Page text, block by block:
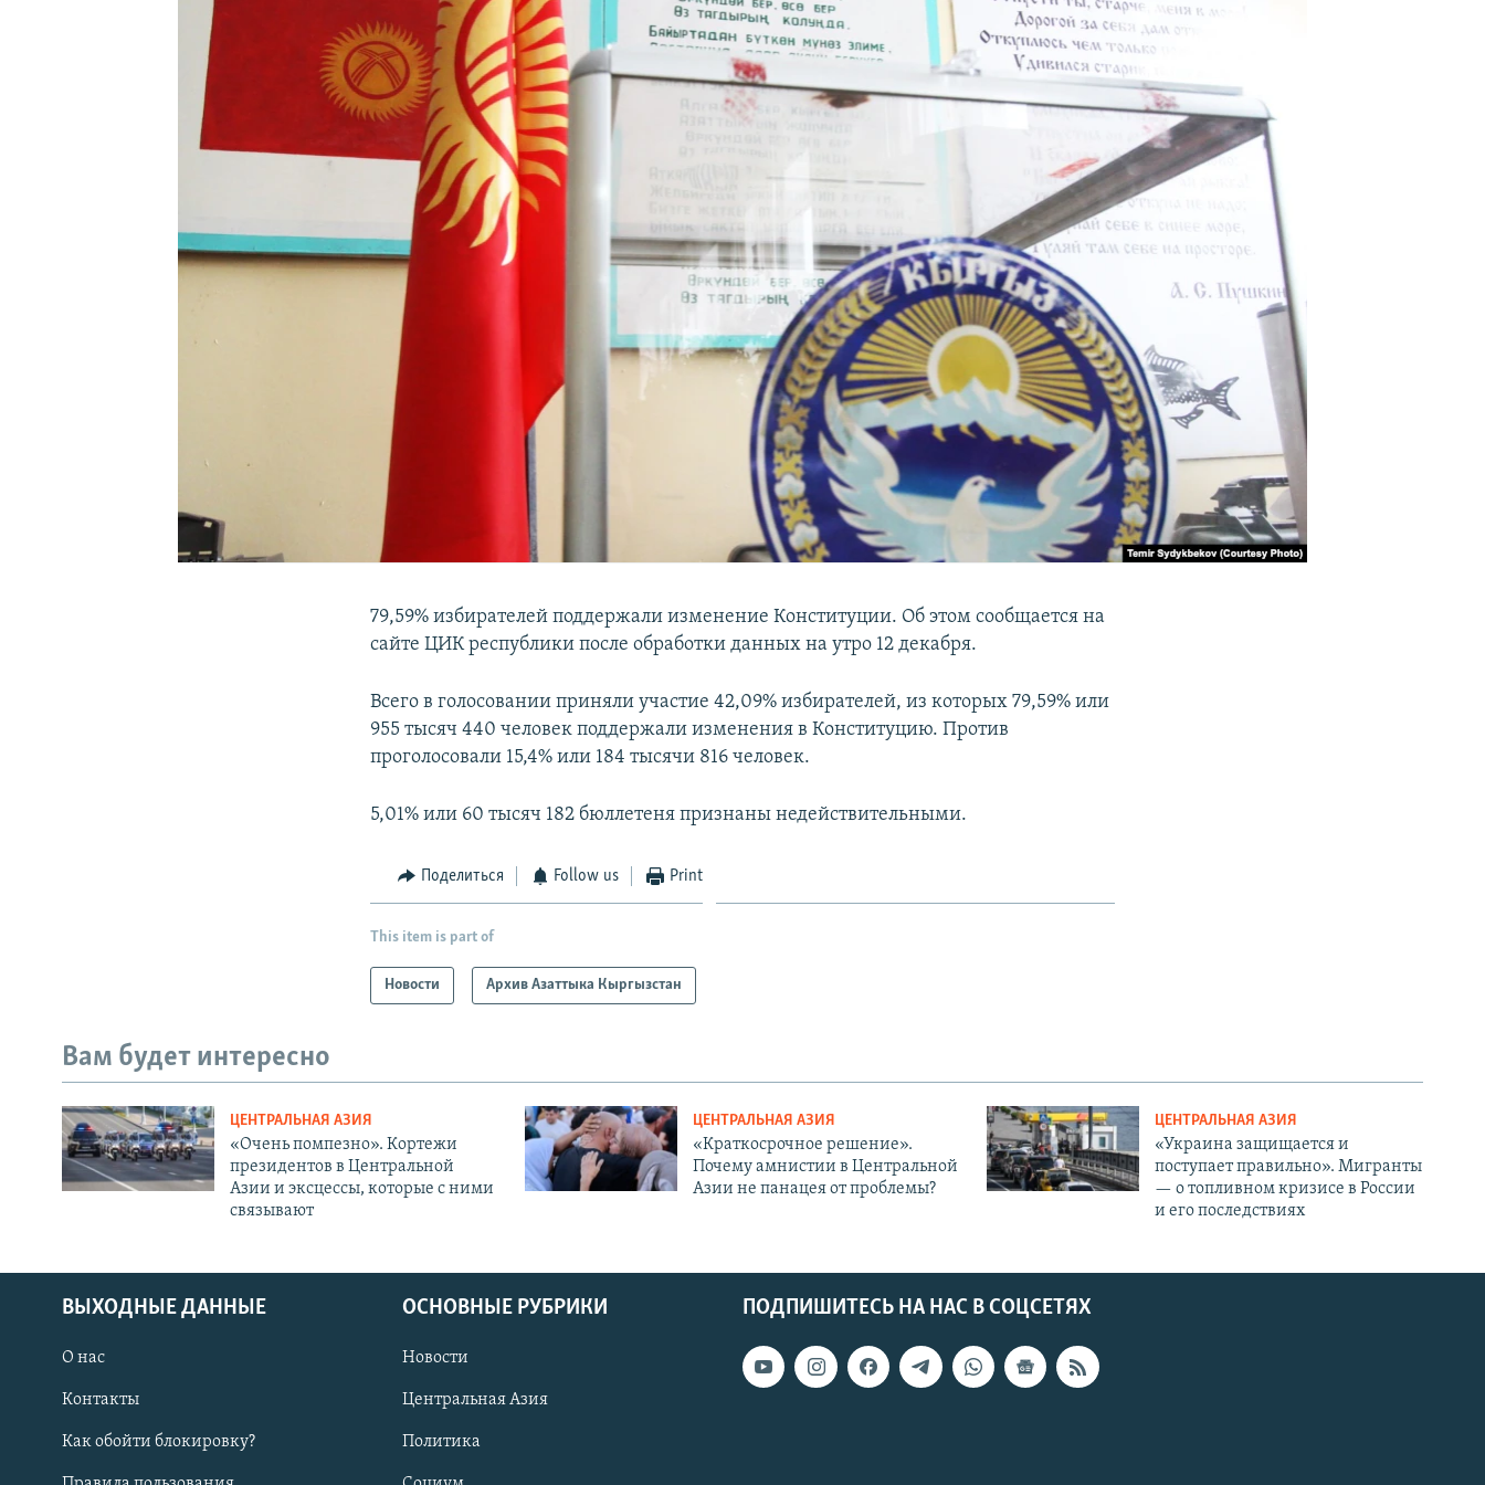
79,59% избирателей поддержали изменение Конституции. Об этом сообщается на
сайте ЦИК республики после обработки данных на утро 12 декабря.
Всего в голосовании приняли участие 42,09% избирателей, из которых 79,59% или
955 тысяч 440 человек поддержали изменения в Конституцию. Против
проголосовали 15,4% или 184 тысячи 816 человек.
5,01% или 60 тысяч 182 бюллетеня признаны недействительными.
Поделиться Follow us Print
This item is part of
Новости Архив Азаттыка Кыргызстан
Вам будет интересно
ЦЕНТРАЛЬНАЯ АЗИЯ
«Очень помпезно». Кортежи
президентов в Центральной
Азии и эксцессы, которые с ними
связывают
ЦЕНТРАЛЬНАЯ АЗИЯ
«Краткосрочное решение».
Почему амнистии в Центральной
Азии не панацея от проблемы?
ЦЕНТРАЛЬНАЯ АЗИЯ
«Украина защищается и
поступает правильно». Мигранты
— о топливном кризисе в России
и его последствиях
ПОДПИШИТЕСЬ НА НАС В СОЦСЕТЯХ
ВЫХОДНЫЕ ДАННЫЕ
О нас
Контакты
Как обойти блокировку?
ОСНОВНЫЕ РУБРИКИ
Новости
Центральная Азия
Политика